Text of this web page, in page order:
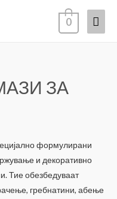
0
ЗА
формулирани
и декоративно
Тие обезбедуваат
гребнатини, абење